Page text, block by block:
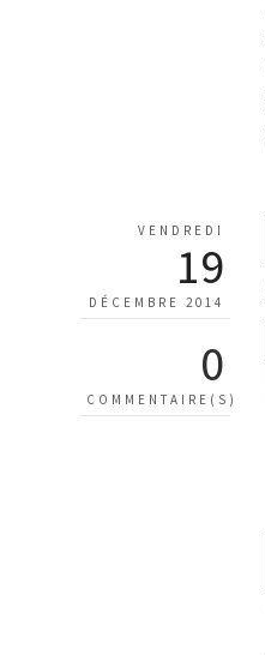
VENDREDI
19
DÉCEMBRE 2014
0
COMMENTAIRE(S)